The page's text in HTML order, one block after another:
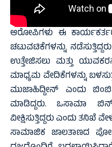
ಆರೋಪಿಗಳು ಈ
ಚಟುವಟಿಕೆಗಳನ್ನು
ಉತ್ತೇಜಿಸಲು ಮತ್ತು
ಮಾಧ್ಯಮ ವೇದಿಕೆಗಳನ್ನು
ಮುಜಾಹಿದ್ದೀನ್ ಎಂದು
ಮಾಡಿದ್ದರು. ಒಸಾಮಾ
ವೀಕ್ಷಿಸುತ್ತಿದ್ದರು ಎಂದು ತನಿಖೆ
ಸಾಮಾಜಿಕ ಜಾಲತಾಣದ